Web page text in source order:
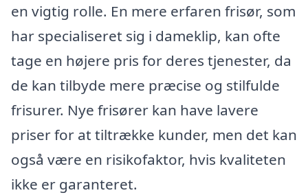
en vigtig rolle. En mere erfaren frisør, som
har specialiseret sig i dameklip, kan ofte
tage en højere pris for deres tjenester, da
de kan tilbyde mere præcise og stilfulde
frisurer. Nye frisører kan have lavere
priser for at tiltrække kunder, men det kan
også være en risikofaktor, hvis kvaliteten
ikke er garanteret.